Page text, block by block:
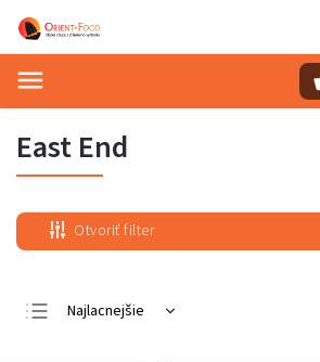
East End
Otvoriť filter
Najlacnejšie